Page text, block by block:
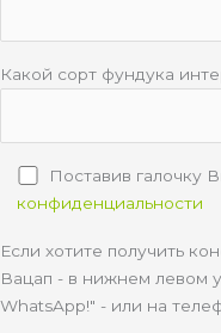
Какой сорт фундука
Поставив галочку
конфиденциальности
Если хотите получить
Вацап - в нижнем левом
WhatsApp!" - или на